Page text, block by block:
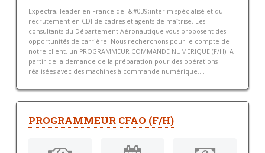
Expectra, leader en France de l&#039;intérim spécialisé et du
recrutement en CDI de cadres et agents de maîtrise. Les
consultants du Département Aéronautique vous proposent des
opportunités de carrière. Nous recherchons pour le compte de
notre client, un PROGRAMMEUR COMMANDE NUMERIQUE (F/H). A
partir de la demande de la préparation pour des opérations
réalisées avec des machines à commande numérique,...
PROGRAMMEUR CFAO (F/H)